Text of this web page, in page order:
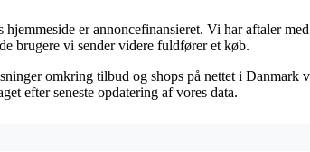
hjemmeside er annoncefinansieret. Vi har aftaler
brugere vi sender videre fuldfører et køb.
omkring tilbud og shops på nettet i
efter seneste opdatering af vores data.